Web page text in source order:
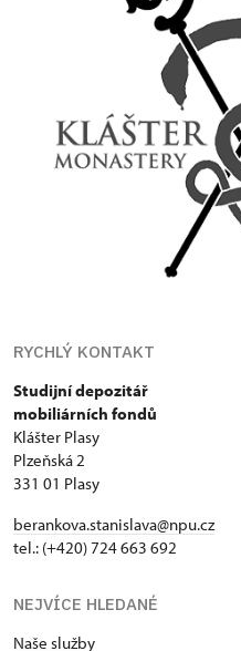
RYCHLÝ KONTAKT
Studijní depozitář
mobiliárních fondů
Klášter Plasy
Plzeňská 2
331 01 Plasy
berankova.stanislava@npu.cz
tel.: (+420) 724 663 692
NEJVÍCE HLEDANÉ
Naše služby